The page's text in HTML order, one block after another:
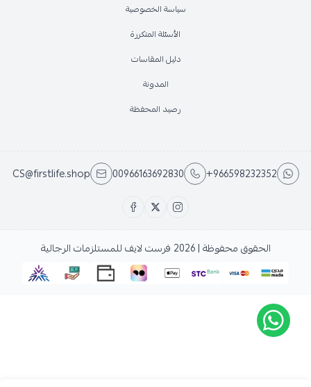
سياسة الخصوصية
الأسئلة المتكررة
دليل المقاسات
المدونة
رصيد المحفظة
+966598232352
00966163692830
CS@firstlife.shop
الحقوق محفوظة | 2026 فرست لايف للمستلزمات الرجالية